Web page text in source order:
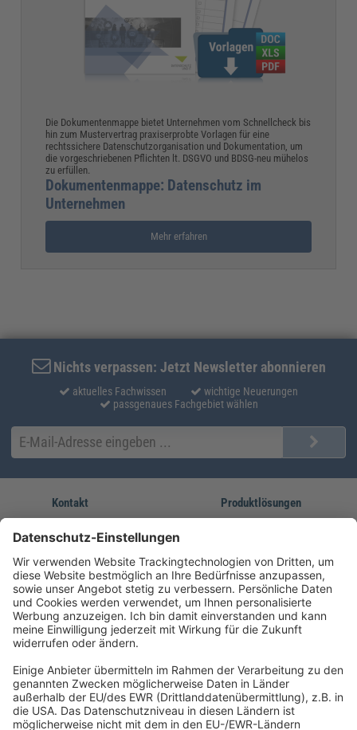
Die Dokumentenmappe bietet Unternehmen vom Schnellcheck bis
hin zum Mustervertrag praxiserprobte Vorlagen für eine
rechtssichere Datenschutzorganisation und Dokumentation, um
die vorgeschriebenen Pflichten lt. DSGVO und BDSG-neu mühelos
zu erfüllen.
Dokumentenmappe: Datenschutz im
Unternehmen
Mehr erfahren
Nichts verpassen: Jetzt Newsletter abonnieren
aktuelles Fachwissen
wichtige Neuerungen
passgenaues Fachgebiet wählen
Kontakt
service@forum-verlag.com
Mo-Do 07:30 - 17:00 Uhr
Fr 07:30 - 15:00 Uhr
Produktlösungen
Unsere Marken
Folgen Sie uns